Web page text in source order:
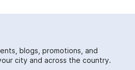
blogs, promotions, and
city and across the country.